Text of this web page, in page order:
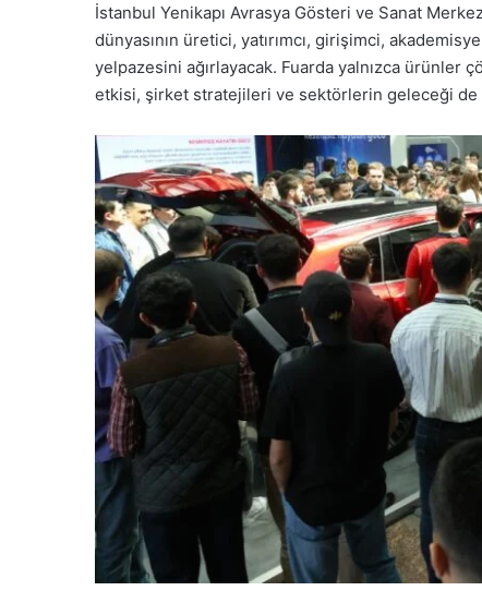
İstanbul Yenikapı Avrasya Gösteri ve Sanat
dünyasının üretici, yatırımcı, girişimci,
yelpazesini ağırlayacak. Fuarda yalnızca ürünler
etkisi, şirket stratejileri ve sektörlerin geleceği de